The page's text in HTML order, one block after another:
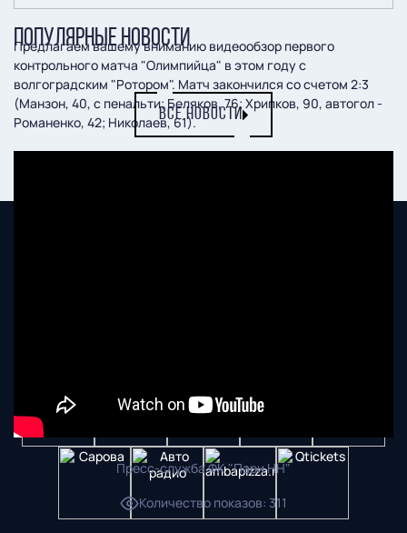
Предлагаем вашему вниманию видеообзор первого
контрольного матча "Олимпийца" в этом году с
волгоградским "Ротором". Матч закончился со счетом 2:3
(Манзон, 40, с пенальти; Беляков, 76; Хрипков, 90, автогол -
Романенко, 42; Николаев, 61).
Пресс-служба ФК "Пари НН"
Количество показов: 311
ПОПУЛЯРНЫЕ НОВОСТИ
ВСЕ НОВОСТИ